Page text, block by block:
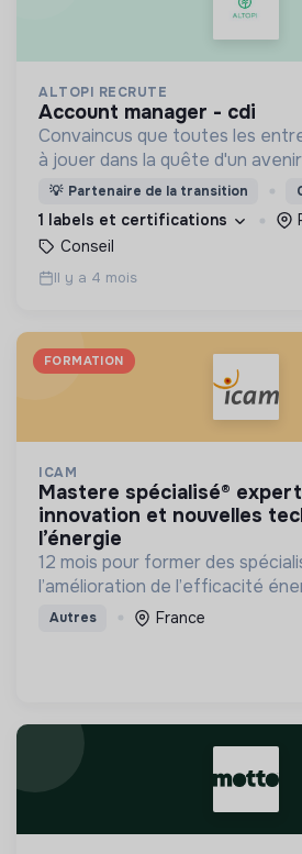
ALTOPI RECRUTE
account manager - cdi
Convaincus que toutes les
à jouer dans la quête d'un
s’est donnée pour mission de
pour parvenir ensemble à une
💡 Partenaire de la transition
1 labels et certifications
Conseil
Il y a 4 mois
FORMATION
ICAM
mastere spécialisé® expert en éco
innovation et nouvelles
l’énergie
12 mois pour former des
l’amélioration de l’efficacité
développement des énergies
Autres France